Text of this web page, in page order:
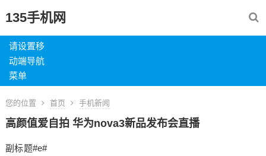
135手机网
请设置移
动端导航
菜单
您的位置 首页 手机新闻
高颜值爱自拍 华为nova3新品发布会直播
副标题#e#